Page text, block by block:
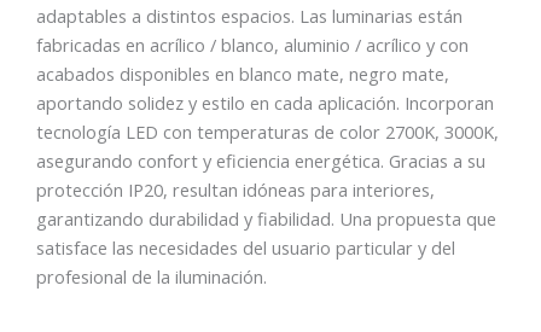
adaptables a distintos espacios. Las luminarias están
fabricadas en acrílico / blanco, aluminio / acrílico y con
acabados disponibles en blanco mate, negro mate,
aportando solidez y estilo en cada aplicación. Incorporan
tecnología LED con temperaturas de color 2700K, 3000K,
asegurando confort y eficiencia energética. Gracias a su
protección IP20, resultan idóneas para interiores,
garantizando durabilidad y fiabilidad. Una propuesta que
satisface las necesidades del usuario particular y del
profesional de la iluminación.